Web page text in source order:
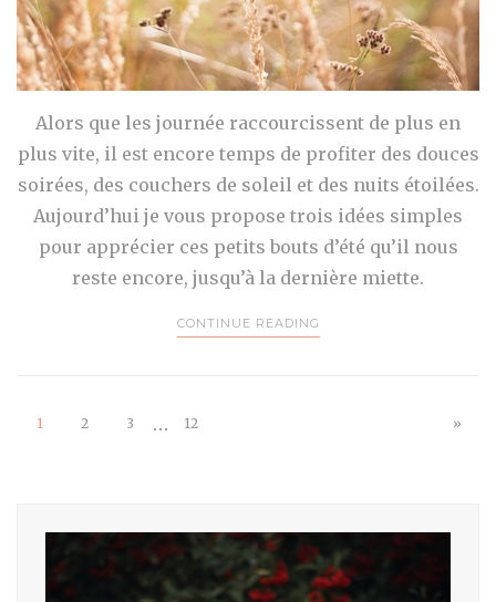
Alors que les journée raccourcissent de plus en
plus vite, il est encore temps de profiter des douces
soirées, des couchers de soleil et des nuits étoilées.
Aujourd’hui je vous propose trois idées simples
pour apprécier ces petits bouts d’été qu’il nous
reste encore, jusqu’à la dernière miette.
CONTINUE READING
1 2 3 … 12 »